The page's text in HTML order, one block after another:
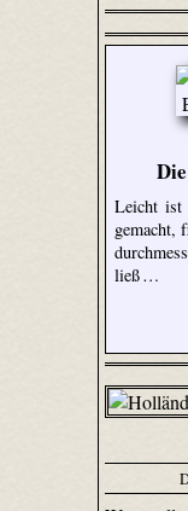
Leicht ist
gemacht,
ließ …